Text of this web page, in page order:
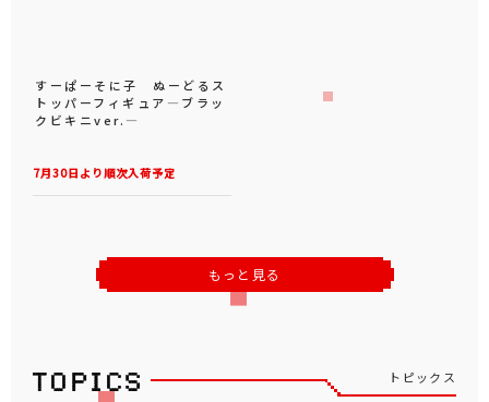
7月30日より順次入荷予定
すーぱーそに子 ぬーどるス
トッパーフィギュア―ブラッ
クビキニver.―
もっと見る
トピックス